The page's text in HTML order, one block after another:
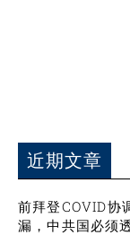
近期文章
前拜登COVID协
漏，中共国必须